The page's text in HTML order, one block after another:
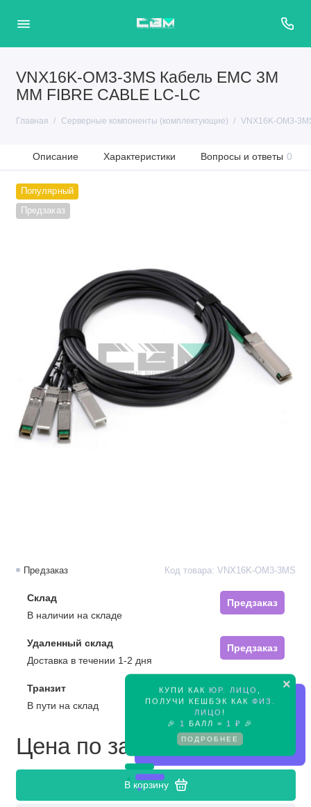
VNX16K-OM3-3MS Кабель EMC 3M
MM FIBRE CABLE LC-LC
Главная Серверные компоненты (комплектующие) VNX16K-OM3-
Описание Характеристики Вопросы и ответы 0
Популярный
Предзаказ
×
КУПИ КАК ЮР. ЛИЦО
ПОЛУЧИ КЕШБЭК КАК ФИЗ.
ЛИЦО !
🎉 1 БАЛЛ = 1 ₽ 🎉
ПОДРОБНЕЕ
Предзаказ Код товара: VNX16K-OM3-3MS
Склад
Предзаказ
В наличии на складе
Удаленный склад
Предзаказ
Доставка в течении 1-2 дня
Транзит
Предзаказ
В пути на склад
Цена по запросу
В корзину